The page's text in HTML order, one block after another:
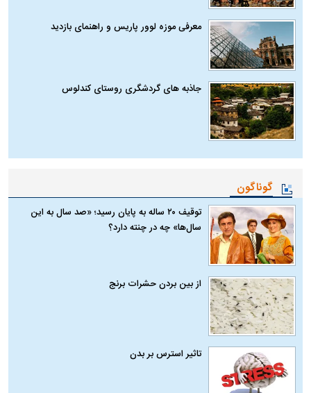
معرفی موزه لوور پاریس و راهنمای بازدید
جاذبه های گردشگری روستای کندلوس
گوناگون
توقیف ۲۰ ساله به پایان رسید؛ «صد سال به این
سال‌ها» چه در چنته دارد؟
از بین بردن حشرات برنج
تاثیر استرس بر بدن